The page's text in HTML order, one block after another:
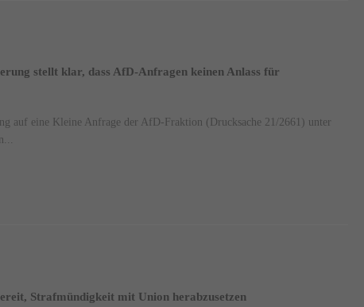
stellt klar, dass AfD-Anfragen keinen Anlass für
auf eine Kleine Anfrage der AfD-Fraktion (Drucksache 21/2661) unter
Strafmündigkeit mit Union herabzusetzen